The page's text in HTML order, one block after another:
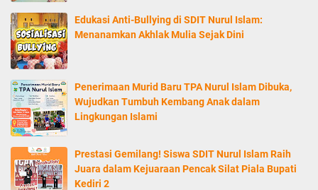
Edukasi Anti-Bullying di SDIT Nurul Islam:
Menanamkan Akhlak Mulia Sejak Dini
Penerimaan Murid Baru TPA Nurul Islam Dibuka,
Wujudkan Tumbuh Kembang Anak dalam
Lingkungan Islami
Prestasi Gemilang! Siswa SDIT Nurul Islam Raih
Juara dalam Kejuaraan Pencak Silat Piala Bupati
Kediri 2